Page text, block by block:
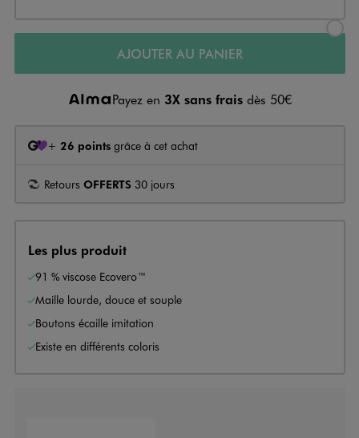
AJOUTER AU PANIER
Payez en 3X sans frais dès 50€
+ 26 points grâce à cet achat
Retours OFFERTS 30 jours
Les plus produit
91 % viscose Ecovero™
Maille lourde, douce et souple
Boutons écaille imitation
Existe en différents coloris